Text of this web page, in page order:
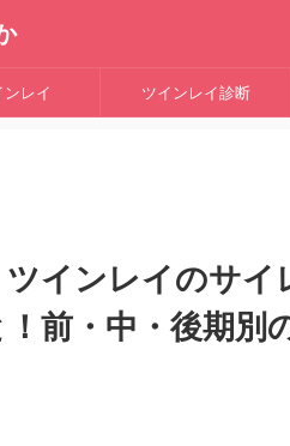
レイ ツインレイ診断
ツインレイのサ
前・中・後期別